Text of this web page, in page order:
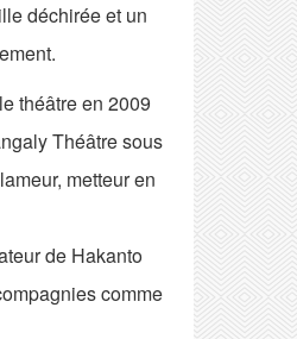
déchirée et un
théâtre en 2009
Théâtre sous
metteur en
de Hakanto
comme